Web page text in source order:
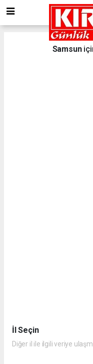
Samsun
İl Seçin
Diğer il ile ilgili veriye